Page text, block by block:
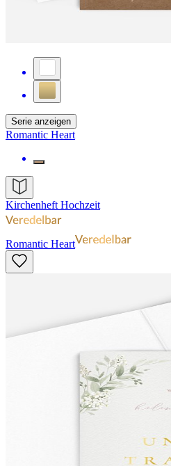
Serie anzeigen
Romantic Heart
Kirchenheft Hochzeit
Romantic Heart